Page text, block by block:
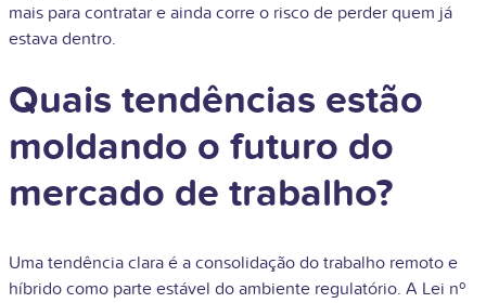
mais para contratar e ainda corre o risco de perder quem já
estava dentro.
Quais tendências estão
moldando o futuro do
mercado de trabalho?
Uma tendência clara é a consolidação do trabalho remoto e
híbrido como parte estável do ambiente regulatório. A Lei nº